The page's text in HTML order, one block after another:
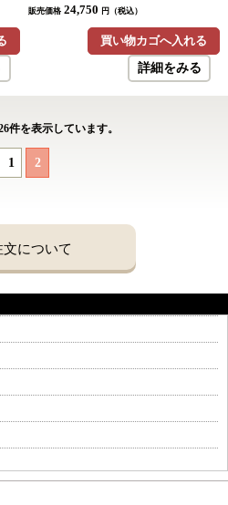
販売価格 24,750 円（税込）
買い物カゴへ入れる
詳細をみる
件を表示しています。
1 2
文について